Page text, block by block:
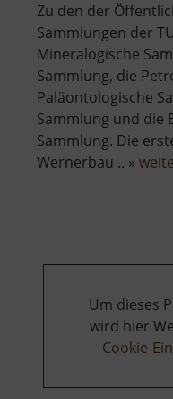
Zu den der
Sammlungen der
Mineralogische
Sammlung, die
Paläontologische
Sammlung und die
Sammlung. Die
Wernerbau .. »
Um dieses
wird hier
Cookie-